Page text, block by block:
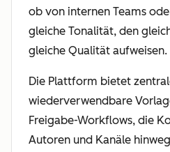
ob von internen Teams
gleiche Tonalität, den
gleiche Qualität aufweisen.
Die Plattform bietet
wiederverwendbare
Freigabe-Workflows, die
Autoren und Kanäle